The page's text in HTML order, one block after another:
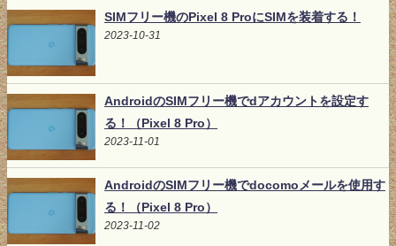
SIMフリー機のPixel 8 ProにSIMを装着する！
2023-10-31
AndroidのSIMフリー機でdアカウントを設定す
る！（Pixel 8 Pro）
2023-11-01
AndroidのSIMフリー機でdocomoメールを使用す
る！（Pixel 8 Pro）
2023-11-02